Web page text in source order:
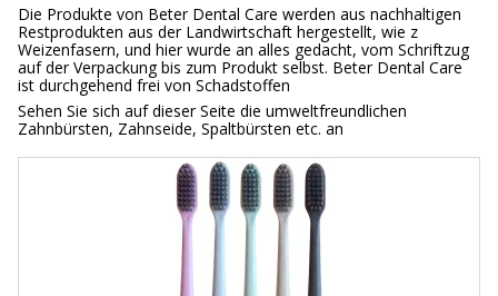
Die Produkte von Beter Dental Care werden aus nachhaltigen
Restprodukten aus der Landwirtschaft hergestellt, wie z
Weizenfasern, und hier wurde an alles gedacht, vom Schriftzug
auf der Verpackung bis zum Produkt selbst. Beter Dental Care
ist durchgehend frei von Schadstoffen
Sehen Sie sich auf dieser Seite die umweltfreundlichen
Zahnbürsten, Zahnseide, Spaltbürsten etc. an